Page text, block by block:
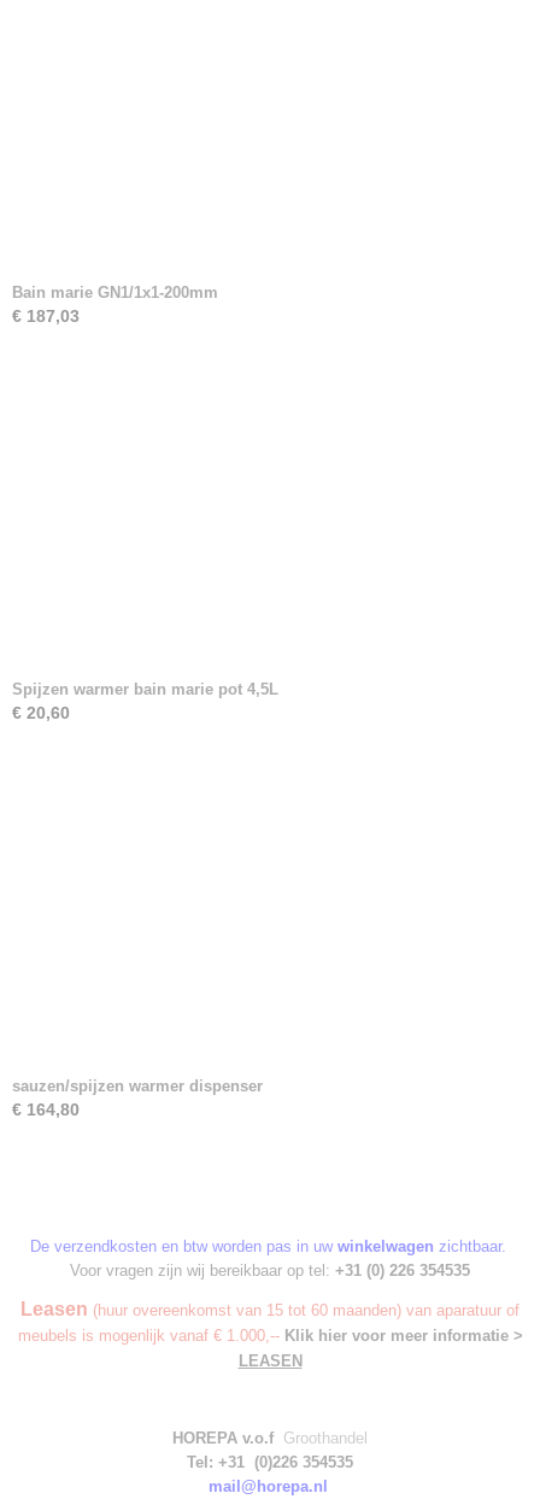
Bain marie GN1/1x1-200mm
€ 187,03
Spijzen warmer bain marie pot 4,5L
€ 20,60
sauzen/spijzen warmer dispenser
€ 164,80
De verzendkosten en btw worden pas in uw winkelwagen zichtbaar.
Voor vragen zijn wij bereikbaar op tel: +31 (0) 226 354535
Leasen (huur overeenkomst van 15 tot 60 maanden) van aparatuur of
meubels is mogenlijk vanaf € 1.000,-- Klik hier voor meer informatie >
LEASEN
HOREPA v.o.f Groothandel
Tel: +31 (0)226 354535
mail@horepa.nl